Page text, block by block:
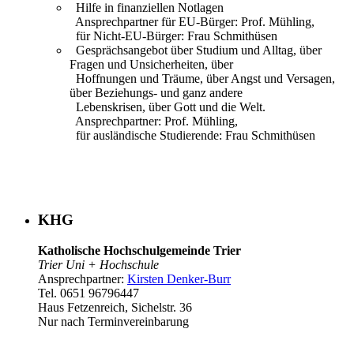
Hilfe in finanziellen Notlagen
Ansprechpartner für EU-Bürger: Prof. Mühling,
für Nicht-EU-Bürger: Frau Schmithüsen
Gesprächsangebot über Studium und Alltag, über
Fragen und Unsicherheiten, über
Hoffnungen und Träume, über Angst und Versagen,
über Beziehungs- und ganz andere
Lebenskrisen, über Gott und die Welt.
Ansprechpartner: Prof. Mühling,
für ausländische Studierende: Frau Schmithüsen
KHG
Katholische Hochschulgemeinde Trier
Trier Uni + Hochschule
Ansprechpartner: Kirsten Denker-Burr
Tel. 0651 96796447
Haus Fetzenreich, Sichelstr. 36
Nur nach Terminvereinbarung